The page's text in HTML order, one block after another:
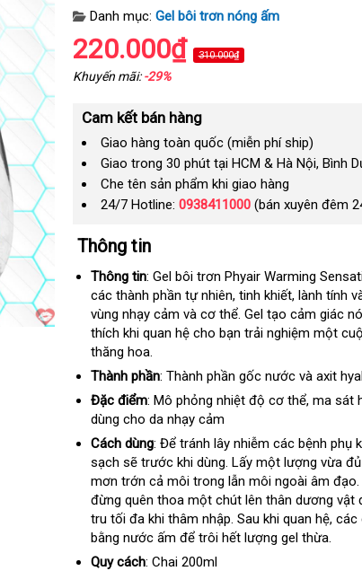
Danh mục: Gel bôi trơn nóng ấm
220.000₫ 310.000₫
Khuyến mãi:-29%
Cam kết bán hàng
Giao hàng toàn quốc (miễn phí ship)
Giao trong 30 phút tại HCM & Hà Nội, Bình
Che tên sản phẩm khi giao hàng
24/7 Hotline: 0938411000(bán xuyên đêm
Thông tin
Thông tin: Gel bôi trơn Phyair Warming
các thành phần tự nhiênthảo
luận
, tinh khiếtxách
tay
, lành tính
vùng nhạy cảm và cơ thểfacebook
. Gel tạo cảm giác
thích khi quan hệ cho bạn trải nghiệm một
thăng hoa.
Thành phần: Thành phần gốc nước và axit
Đặc điểm: Mô phỏng nhiệt độ cơ thểtổng
, ma sát
dùng cho da nhạy cảm
Cách dùng: Để tránh lây nhiễm các bệnh phụ
sạch giá
rẻ
sẽ trước khi dùngshopee
. Lấy một lượng vừa
mơn trớn cả môi trong lẫn môi ngoài âm đạo
đừng quên thoa một chút lên thân dương vật
tru tối đa khi thâm nhậpcó
nên
. Sau khi quan hệđặt
mua
, các
bằng nước ấm thương
hiệu
để trôi hết lượng gel thừa.
Quy cách: Chai 200ml